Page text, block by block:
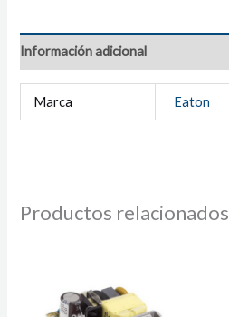
Información adicional
Marca Eaton
Productos relacionados